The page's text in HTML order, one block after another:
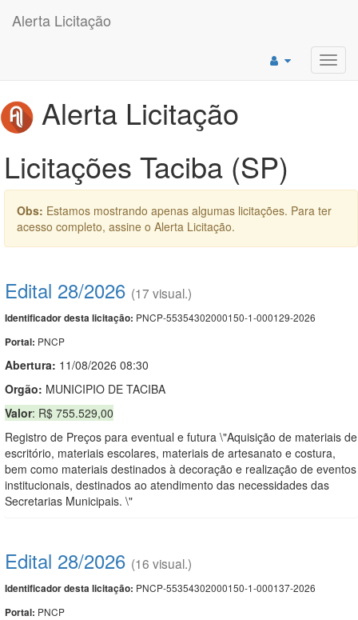
Alerta Licitação
Alerta Licitação
Licitações Taciba (SP)
Obs: Estamos mostrando apenas algumas licitações. Para ter
acesso completo, assine o Alerta Licitação.
Edital 28/2026 (17 visual.)
Identificador desta licitação: PNCP-55354302000150-1-000129-2026
Portal: PNCP
Abertura: 11/08/2026 08:30
Orgão: MUNICIPIO DE TACIBA
Valor: R$ 755.529,00
Registro de Preços para eventual e futura \"Aquisição de materiais de
escritório, materiais escolares, materiais de artesanato e costura,
bem como materiais destinados à decoração e realização de eventos
institucionais, destinados ao atendimento das necessidades das
Secretarias Municipais. \"
Edital 28/2026 (16 visual.)
Identificador desta licitação: PNCP-55354302000150-1-000137-2026
Portal: PNCP